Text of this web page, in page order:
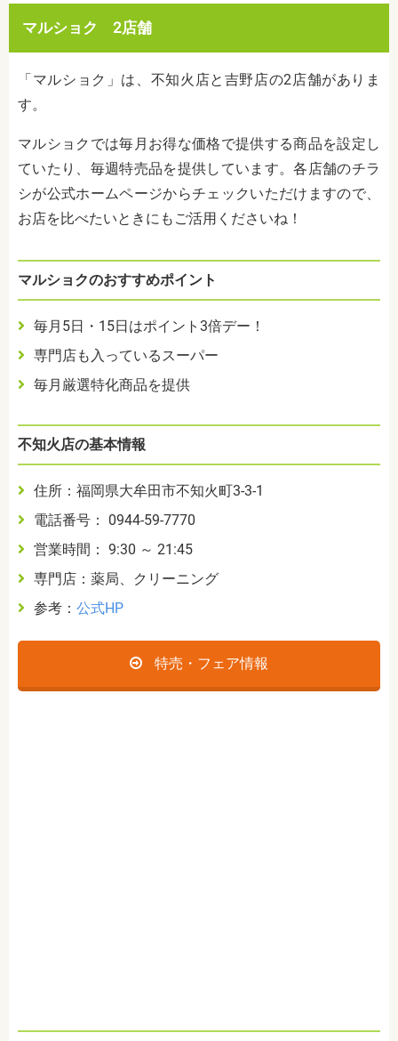
マルショク 2店舗
「マルショク」は、不知火店と吉野店の2店舗がありま
す。
マルショクでは毎月お得な価格で提供する商品を設定し
ていたり、毎週特売品を提供しています。各店舗のチラ
シが公式ホームページからチェックいただけますので、
お店を比べたいときにもご活用くださいね！
マルショクのおすすめポイント
毎月5日・15日はポイント3倍デー！
専門店も入っているスーパー
毎月厳選特化商品を提供
不知火店の基本情報
住所：福岡県大牟田市不知火町3-3-1
電話番号： 0944-59-7770
営業時間： 9:30 ～ 21:45
専門店：薬局、クリーニング
参考： 公式HP
特売・フェア情報